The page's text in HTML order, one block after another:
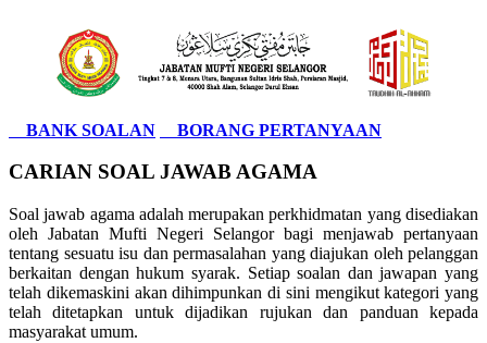
BANK SOALAN BORANG PERTANYAAN
CARIAN SOAL JAWAB AGAMA
Soal jawab agama adalah merupakan perkhidmatan yang disediakan
oleh Jabatan Mufti Negeri Selangor bagi menjawab pertanyaan
tentang sesuatu isu dan permasalahan yang diajukan oleh pelanggan
berkaitan dengan hukum syarak. Setiap soalan dan jawapan yang
telah dikemaskini akan dihimpunkan di sini mengikut kategori yang
telah ditetapkan untuk dijadikan rujukan dan panduan kepada
masyarakat umum.